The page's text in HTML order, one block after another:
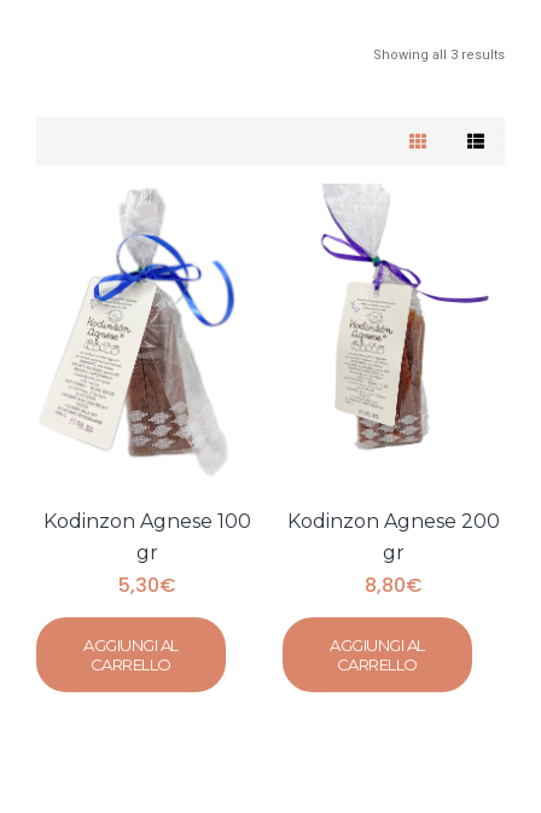
Showing all 3 results
Kodinzon Agnese 100
gr
5,30€
AGGIUNGI AL
CARRELLO
Kodinzon Agnese 200
gr
8,80€
AGGIUNGI AL
CARRELLO